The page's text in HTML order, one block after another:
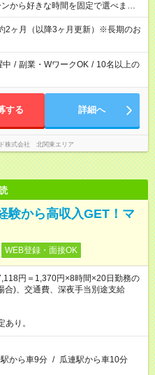
から好きな時間を固定で選べま
2ヶ月（以降3ヶ月更新）※長期のお
中 / 副業・WワークOK / 10名以上の
する 詳細へ
株式会社 北関東エリア
験から高収入GET！マ
WEB登録・面接OK
円＝1,370円×8時間×20日勤務の
合)、交通費、深夜手当別途支給
あり。
から車9分 / 瓜連駅から車10分